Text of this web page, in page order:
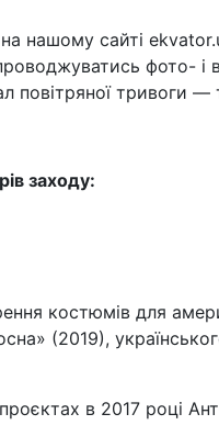
нашому сайті
фото- і
повітряної тривоги
заходу:
костюмів для
(2019),
в 2017 році